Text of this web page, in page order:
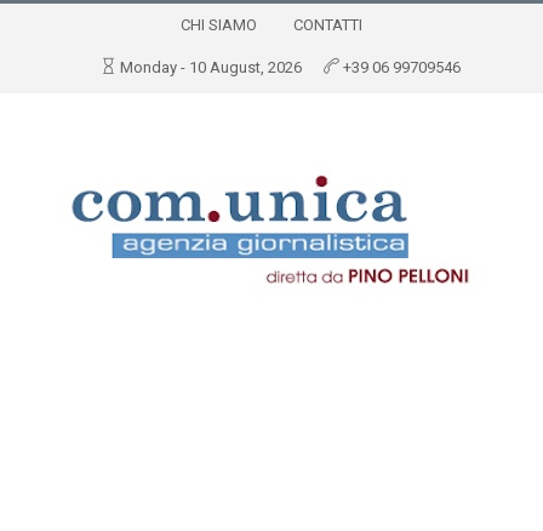
CHI SIAMO CONTATTI
Monday - 10 August, 2026 +39 06 99709546